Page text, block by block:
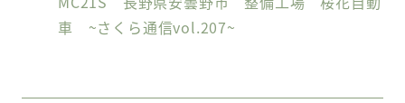
車 ~さくら通信vol.207~